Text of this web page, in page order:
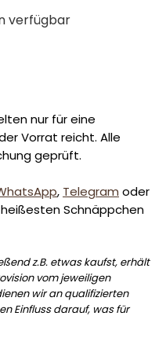
verfügbar
nur für eine
Vorrat reicht. Alle
geprüft.
, Telegram oder
Schnäppchen
z.B. etwas kaufst, erhält
vom jeweiligen
wir an qualifizierten
Einfluss darauf, was für